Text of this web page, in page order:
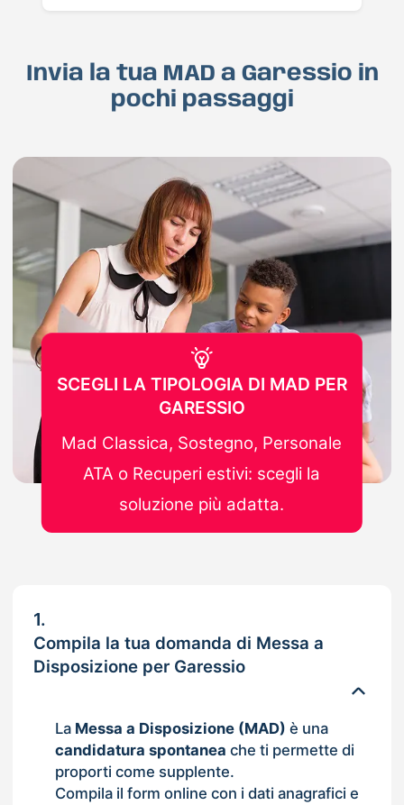
Invia la tua MAD a Garessio in
pochi passaggi
1.
Compila la tua domanda di Messa a
Disposizione per Garessio
La Messa a Disposizione (MAD) è una
candidatura spontanea che ti permette di
proporti come supplente.
Compila il form online con i dati anagrafici e
SCEGLI LA TIPOLOGIA DI MAD PER
GARESSIO
Mad Classica, Sostegno, Personale
ATA o Recuperi estivi: scegli la
soluzione più adatta.